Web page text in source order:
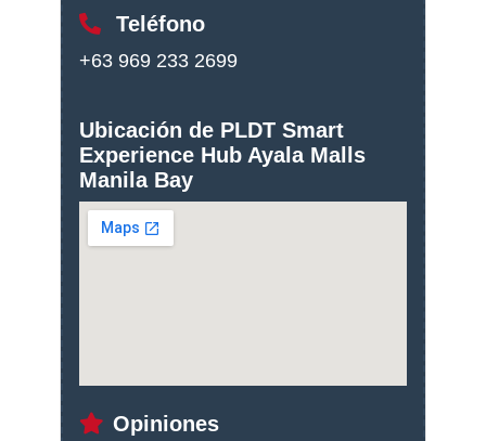
Teléfono
+63 969 233 2699
Ubicación de PLDT Smart
Experience Hub Ayala Malls
Manila Bay
Opiniones